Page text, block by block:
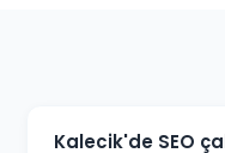
Kalecik'de SEO